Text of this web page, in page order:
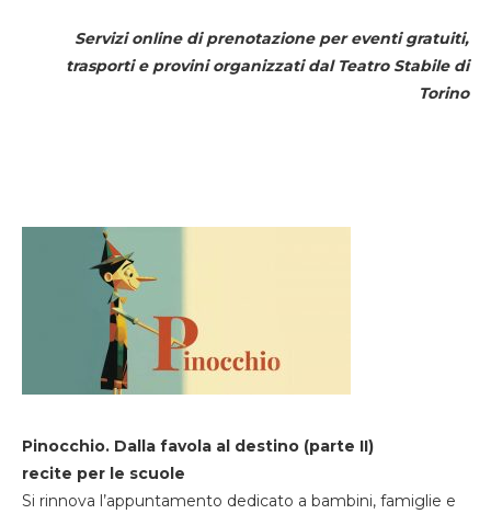
Servizi online di prenotazione per eventi gratuiti,
trasporti e provini organizzati dal Teatro Stabile di
Torino
Pinocchio. Dalla favola al destino (parte II)
recite per le scuole
Si rinnova l’appuntamento dedicato a bambini, famiglie e